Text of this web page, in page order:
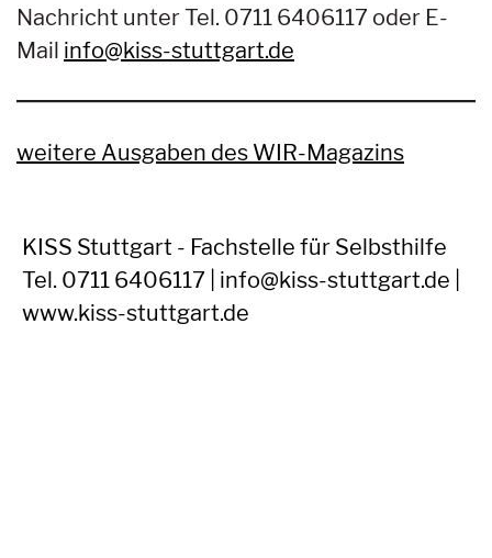
Nachricht unter Tel. 0711 6406117 oder E-
Mail info@kiss-stuttgart.de
weitere Ausgaben des WIR-Magazins
KISS Stuttgart - Fachstelle für Selbsthilfe
Tel. 0711 6406117 | info@kiss-stuttgart.de |
www.kiss-stuttgart.de